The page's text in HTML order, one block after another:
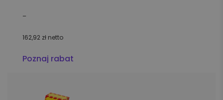
–
162,92 zł netto
Poznaj rabat